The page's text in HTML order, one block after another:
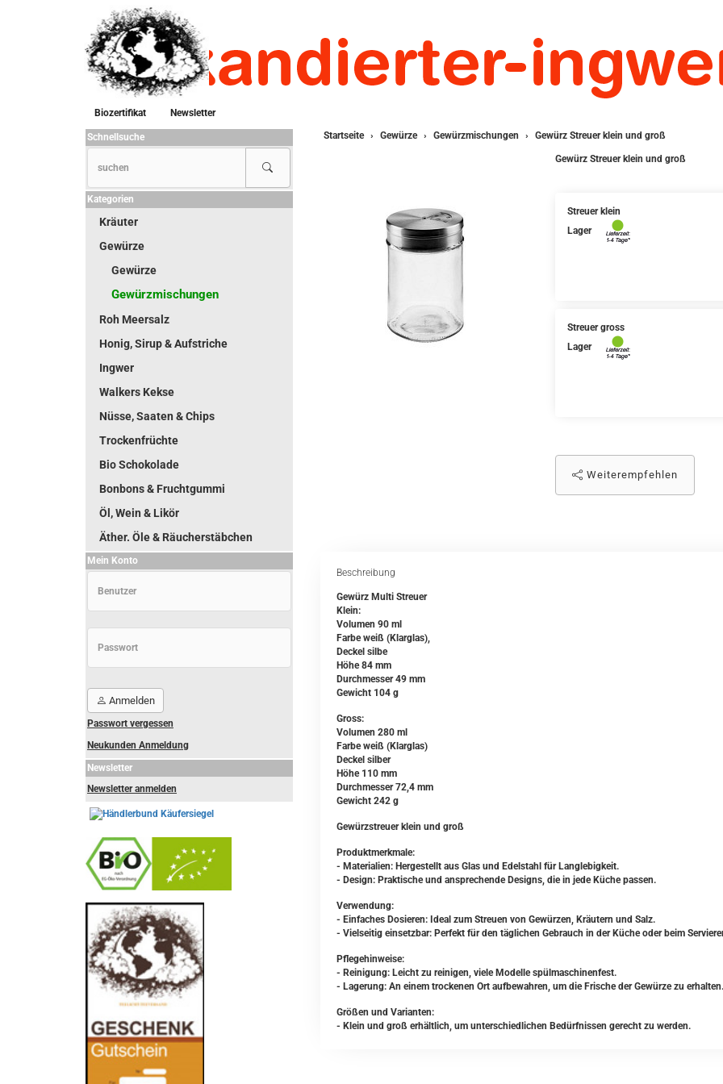
Biozertifikat
Newsletter
Startseite
Gewürze Gewürzmischungen Gewürz Streuer klein und groß
Gewürz Streuer klein und groß
Streuer klein
Lager
Streuer gross
Lager
Weiterempfehlen
Beschreibung
Gewürz Multi Streuer
Klein:
Volumen 90 ml
Farbe weiß (Klarglas),
Deckel silbe
Höhe 84 mm
Durchmesser 49 mm
Gewicht 104 g
Gross:
Volumen 280 ml
Farbe weiß (Klarglas)
Deckel silber
Höhe 110 mm
Durchmesser 72,4 mm
Gewicht 242 g
Gewürzstreuer klein und groß
Produktmerkmale:
- Materialien: Hergestellt aus Glas und Edelstahl für Langlebigkeit.
- Design: Praktische und ansprechende Designs, die in jede Küche passen.
Verwendung:
- Einfaches Dosieren: Ideal zum Streuen von Gewürzen, Kräutern und Salz.
- Vielseitig einsetzbar: Perfekt für den täglichen Gebrauch in der Küche oder beim
Pflegehinweise:
- Reinigung: Leicht zu reinigen, viele Modelle spülmaschinenfest.
- Lagerung: An einem trockenen Ort aufbewahren, um die Frische der Gewürze zu erhalten.
Größen und Varianten:
- Klein und groß erhältlich, um unterschiedlichen Bedürfnissen gerecht zu werden.
Schnellsuche
Kategorien
Kräuter
Gewürze
Gewürze
Gewürzmischungen
Roh Meersalz
Honig, Sirup & Aufstriche
Ingwer
Walkers Kekse
Nüsse, Saaten & Chips
Trockenfrüchte
Bio Schokolade
Bonbons & Fruchtgummi
Öl, Wein & Likör
Äther. Öle & Räucherstäbchen
Mein Konto
Anmelden
Passwort vergessen
Neukunden Anmeldung
Newsletter
Newsletter anmelden